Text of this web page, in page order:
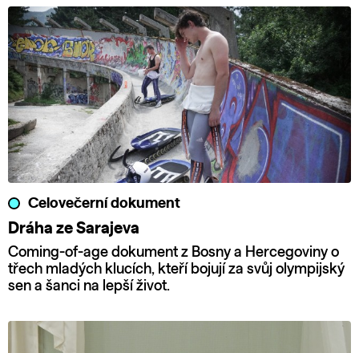
Celovečerní dokument
Dráha ze Sarajeva
Coming-of-age dokument z Bosny a Hercegoviny o
třech mladých klucích, kteří bojují za svůj olympijský
sen a šanci na lepší život.